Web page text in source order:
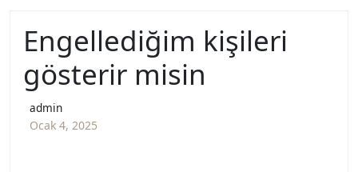
Engellediğim kişileri
gösterir misin
admin
Ocak 4, 2025